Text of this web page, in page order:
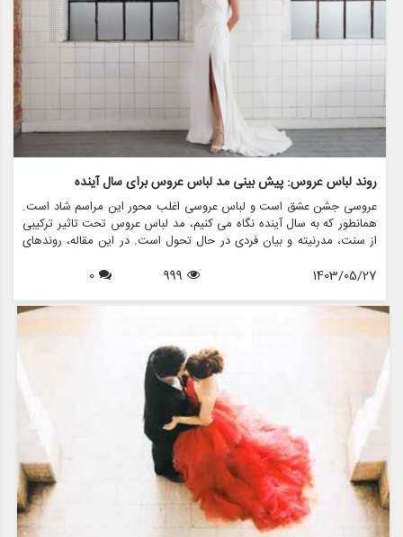
روند لباس عروس: پیش بینی مد لباس عروس برای سال آینده
عروسی جشن عشق است و لباس عروسی اغلب محور این مراسم شاد است.
همانطور که به سال آینده نگاه می کنیم، مد لباس عروس تحت تاثیر ترکیبی
از سنت، مدرنیته و بیان فردی در حال تحول است. در این مقاله، روندهای
خواهیم کرد و بینشی در مورد سبک ها، پارچه ها و رنگ هایی که هر عروس
مزون چرخچی چگونه می تواند به عروس ها کمک کند تا لباس رویایی خود
1403/05/27
999
0